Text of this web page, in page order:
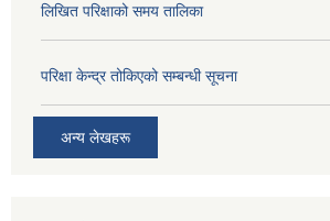
लिखित परिक्षाको समय तालिका
परिक्षा केन्द्र तोकिएको सम्बन्धी सूचना
अन्य लेखहरू